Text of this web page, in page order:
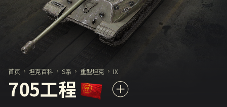
首页 坦克百科 S系 重型坦克 IX
705工程